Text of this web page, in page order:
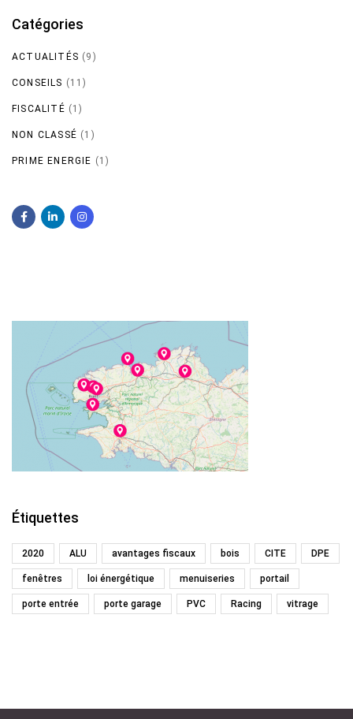
Catégories
ACTUALITÉS (9)
CONSEILS (11)
FISCALITÉ (1)
NON CLASSÉ (1)
PRIME ENERGIE (1)
Étiquettes
2020 ALU avantages fiscaux bois CITE DPE
fenêtres loi énergétique menuiseries portail
porte entrée porte garage PVC Racing vitrage